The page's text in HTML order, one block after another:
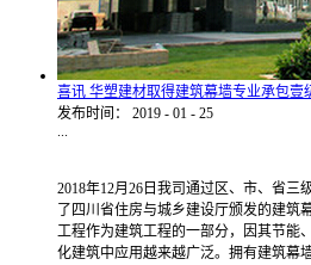
喜讯 华塑建材取得建筑幕墙专业承包壹
发布时间：
2019 - 01 - 25
...
2018年12月26日我司通过区、市、省三
了四川省住房与城乡建设厅颁发的建筑
工程作为建筑工程的一部分，因其节能
化建筑中应用越来越广泛。拥有建筑幕